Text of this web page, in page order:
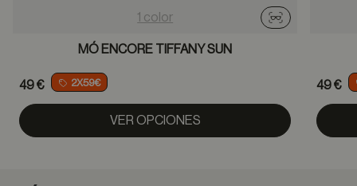
1 color
Probador
MÓ ENCORE TIFFANY SUN
49 € 2X59€
VER OPCIONES
49 €